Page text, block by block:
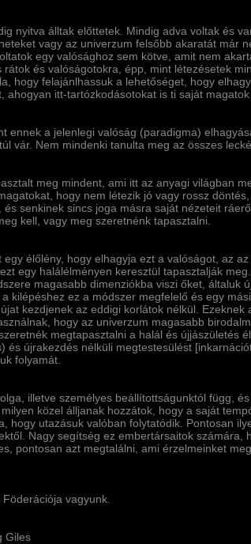
nyitva álltak előttetek. Mindig adva voltak és
vagy az univerzum felsőbb akaratát már
egy valósághoz sem kötve, amit nem
rátok és valóságotokra, épp, mint létezésetek
hogy felajánlhassuk a lehetőséget, hogy
ahogyan itt-tartózkodásotokat is ti saját magatok
ennek a jelenlegi valóság (paradigma)
vár. Nem mindenki tanulta meg az összes
meg mindent, ami itt az anyagi világban
hogy nem létezik jó vagy rossz
és senkinek sincs joga másra saját nézeteit
kell, vagy meg szeretnénk tapasztalni.
egy élőlény, hogy elhagyja ezt a valóságot, az
egy halálélményen keresztül tapasztalják
magasabb dimenziókba viszi őket, általuk
kilépéshez ez a módszer megfelelő és egy
kezdjenek az eddigi korlátok nélkül.
hogy az univerzum magasabb
megtapasztalni a halál és újjászületés
és újrakezdés nélküli megtestesülést
folyamát.
illetve személyes beállí­tottságunktól függ,
közel álljanak hozzátok, hogy a saját
hogy utazásuk valóban folytatódik. Pontosan
Nagy segí­tség ez embertársaitok számára,
pontosan azt megtalálni, ami érzelmeinket
vagyunk.
Giles